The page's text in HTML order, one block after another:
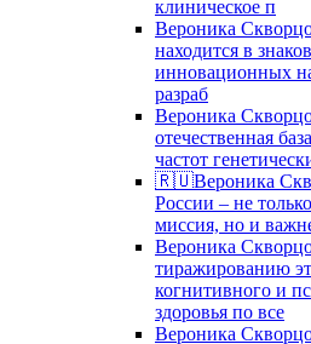
клиническое п
Вероника
находится в
инновационных
разраб
Вероника
отечественная
частот
🇷🇺Вероника
России – не
миссия, но и
Вероника
тиражированию
когнитивного и
здоровья по все
Вероника